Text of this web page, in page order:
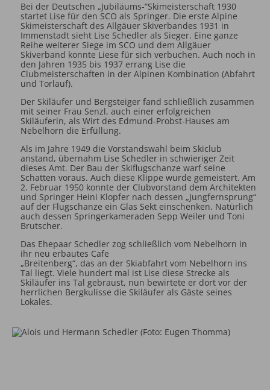
Bei der Deutschen „Jubiläums-“Skimeisterschaft 1930
startet Lise für den SCO als Springer. Die erste Alpine
Skimeisterschaft des Allgäuer Skiverbandes 1931 in
Immenstadt sieht Lise Schedler als Sieger. Eine ganze
Reihe weiterer Siege im SCO und dem Allgäuer
Skiverband konnte Liese für sich verbuchen. Auch noch in
den Jahren 1935 bis 1937 errang Lise die
Clubmeisterschaften in der Alpinen Kombination (Abfahrt
und Torlauf).
Der Skiläufer und Bergsteiger fand schließlich zusammen
mit seiner Frau Senzl, auch einer erfolgreichen
Skiläuferin, als Wirt des Edmund-Probst-Hauses am
Nebelhorn die Erfüllung.
Als im Jahre 1949 die Vorstandswahl beim Skiclub
anstand, übernahm Lise Schedler in schwieriger Zeit
dieses Amt. Der Bau der Skiflugschanze warf seine
Schatten voraus. Auch diese Klippe wurde gemeistert. Am
2. Februar 1950 konnte der Clubvorstand dem Architekten
und Springer Heini Klopfer nach dessen „Jungfernsprung“
auf der Flugschanze ein Glas Sekt einschenken. Natürlich
auch dessen Springerkameraden Sepp Weiler und Toni
Brutscher.
Das Ehepaar Schedler zog schließlich vom Nebelhorn in
ihr neu erbautes Cafe
„Breitenberg“, das an der Skiabfahrt vom Nebelhorn ins
Tal liegt. Viele hundert mal ist Lise diese Strecke als
Skiläufer ins Tal gebraust, nun bewirtete er dort vor der
herrlichen Bergkulisse die Skiläufer als Gäste seines
Lokales.